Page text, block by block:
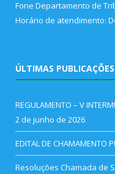
Fone Departamento de
Horário de atendimento:
ÚLTIMAS PUBLICAÇÕES
REGULAMENTO – V
2 de junho de 2026
EDITAL DE CHAMAMENTO
Resoluções Chamada de